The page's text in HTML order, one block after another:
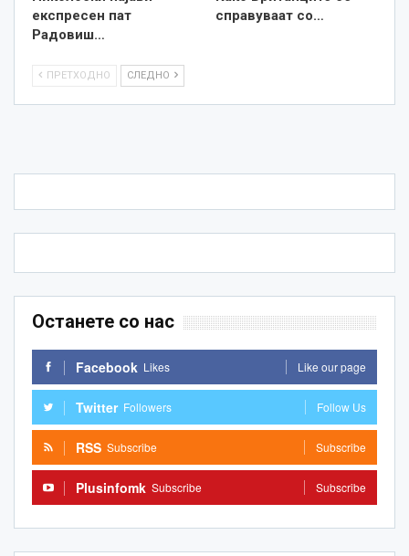
експресен пат
Радовиш…
справуваат со…
ПРЕТХОДНО СЛЕДНО
Останете со нас
Facebook Likes Like our page
Twitter Followers Follow Us
RSS Subscribe Subscribe
Plusinfomk Subscribe Subscribe